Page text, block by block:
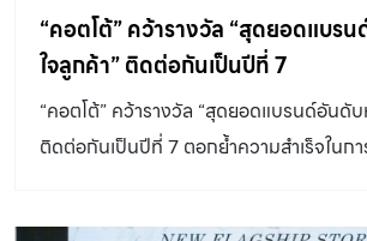
สนับสนุนการศึกษา ทั้งการให้ความรู้แก่นัก
ต่าง ๆ การมอบทุนการศึกษา และการสนับสนุ
ทางการศึกษาอย่างต่อเนื่อง นายสมิทธ์ พน
กรรมการผู้จัดการใหญ่ สายงานบริหารสินท
และการลงทุน GULF กล่าวถึงภาพรวมธุรกิ
“คอตโต้” คว้ารางวัล “สุดยอดแบร
ใจลูกค้า” ติดต่อกันเป็นปีที่ 7
“คอตโต้” คว้ารางวัล “สุดยอดแบรนด์อันดับ
ติดต่อกันเป็นปีที่ 7 ตอกย้ำความสำเร็จในก